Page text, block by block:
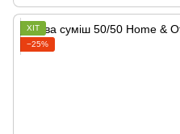
ХІТ
−25%